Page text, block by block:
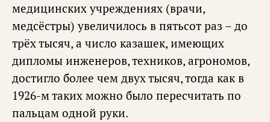
медицинских учреждениях (врачи,
медсёстры) увеличилось в пятьсот раз – до
трёх тысяч, а число казашек, имеющих
дипломы инженеров, техников, агрономов,
достигло более чем двух тысяч, тогда как в
1926-м таких можно было пересчитать по
пальцам одной руки.